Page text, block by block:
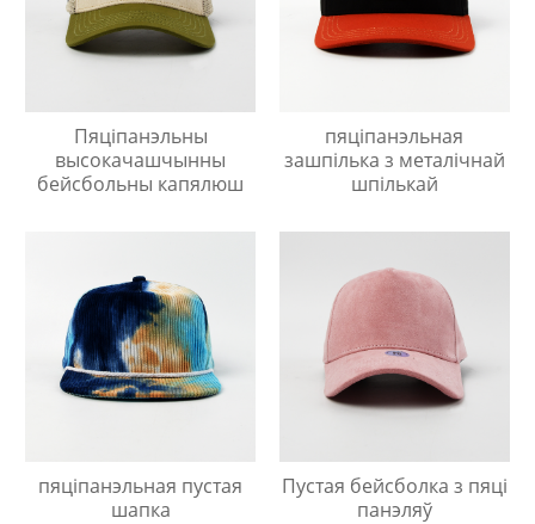
Пяціпанэльны
высокачашчынны
бейсбольны капялюш
пяціпанэльная
зашпілька з металічнай
шпількай
пяціпанэльная пустая
шапка
Пустая бейсболка з пяці
панэляў